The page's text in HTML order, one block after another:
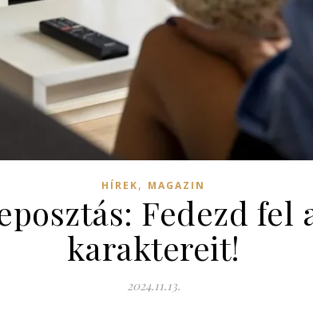
HÍREK, MAGAZIN
Fedezd fel
karaktereit!
2024.11.13.